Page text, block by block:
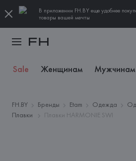
В приложении FH.BY еще удобнее
товары вашей мечты
Sale Женщинам Мужчинам
FH.BY Бренды Etam Одежда
Плавки
Плавки HARMONIE SWI